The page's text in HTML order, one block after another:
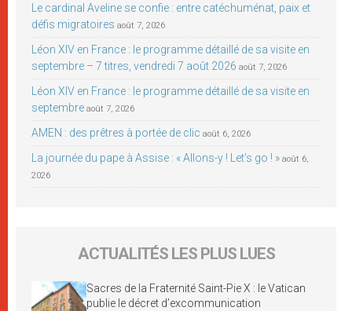
Le cardinal Aveline se confie : entre catéchuménat, paix et
défis migratoires août 7, 2026
Léon XIV en France : le programme détaillé de sa visite en
septembre – 7 titres, vendredi 7 août 2026 août 7, 2026
Léon XIV en France : le programme détaillé de sa visite en
septembre août 7, 2026
AMEN : des prêtres à portée de clic août 6, 2026
La journée du pape à Assise : « Allons-y ! Let’s go ! » août 6,
2026
ACTUALITÉS LES PLUS LUES
Sacres de la Fraternité Saint-Pie X : le Vatican
publie le décret d’excommunication